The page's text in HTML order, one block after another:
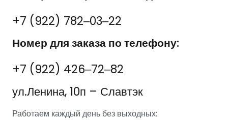
+7 (922) 782‒03‒22
Номер для заказа по телефону:
+7 (922) 426‒72‒82
ул.Ленина, 10п – Славтэк
Работаем каждый день без выходных: